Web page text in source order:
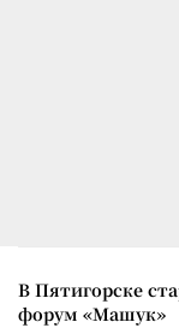
В Пятигорске
форум «Машук»